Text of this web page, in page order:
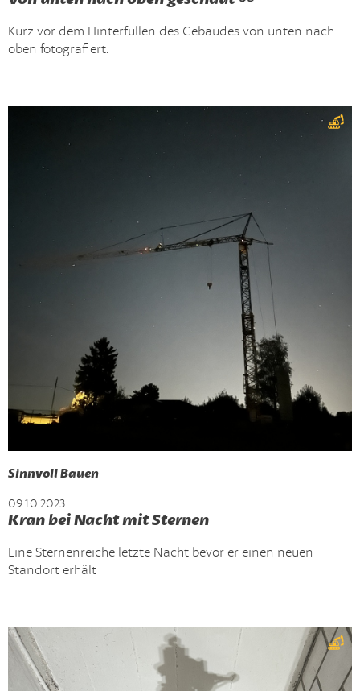
Kurz vor dem Hinterfüllen des Gebäudes von unten nach
oben fotografiert.
Sinnvoll Bauen
09.10.2023
Kran bei Nacht mit Sternen
Eine Sternenreiche letzte Nacht bevor er einen neuen
Standort erhält